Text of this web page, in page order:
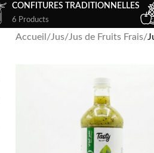
CONFITURES TRADITIONNELLES
6 Products
Accueil /Jus/Jus de Fruits Frais/